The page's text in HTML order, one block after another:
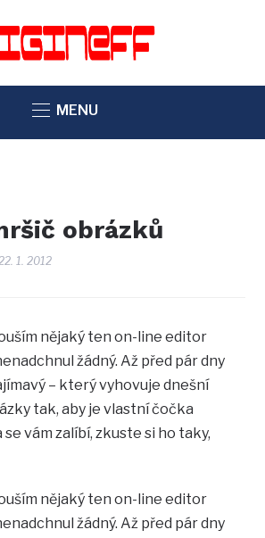
MENU
obrázků
1. 2012
nějaký ten on-line editor
žádný. Až před pár dny
– který vyhovuje dnešní
tak, aby je vlastní čočka
vám zalíbí, zkuste si ho taky,
nějaký ten on-line editor
žádný. Až před pár dny